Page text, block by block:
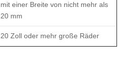
mit einer Breite von nicht mehr als
20 mm
20 Zoll oder mehr große Räder